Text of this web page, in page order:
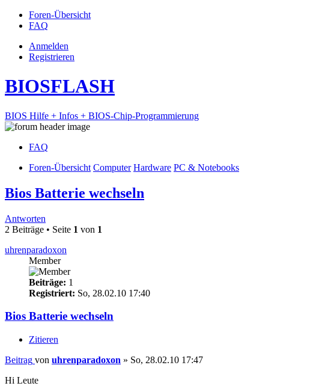
Foren-Übersicht
FAQ
Anmelden
Registrieren
BIOSFLASH
BIOS Hilfe + Infos + BIOS-Chip-Programmierung
FAQ
Foren-Übersicht Computer Hardware PC & Notebooks
Bios Batterie wechseln
Antworten
2 Beiträge • Seite 1 von 1
uhrenparadoxon
Member
Beiträge: 1
Registriert: So, 28.02.10 17:40
Bios Batterie wechseln
Zitieren
Beitrag von uhrenparadoxon » So, 28.02.10 17:47
Hi Leute